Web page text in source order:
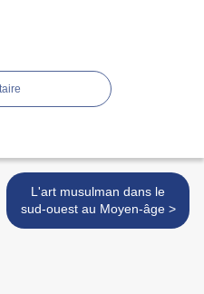
L'art musulman dans le
sud-ouest au Moyen-âge >